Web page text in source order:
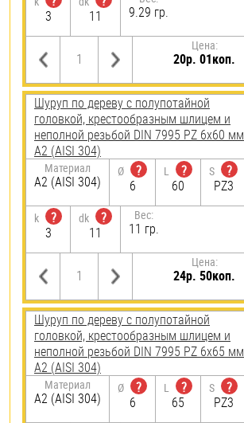
3
11
9.29 гр.
Цена:
20р. 01коп.
Шуруп по дереву с полупотайной
головкой, крестообразным шлицем и
неполной резьбой DIN 7995 PZ 6х60 мм
А2 (AISI 304)
Материал
А2 (AISI 304)
Ø
?
6
L
?
60
S
?
PZ3
k
?
3
dk
?
11
Вес:
11 гр.
Цена:
24р. 50коп.
Шуруп по дереву с полупотайной
головкой, крестообразным шлицем и
неполной резьбой DIN 7995 PZ 6х65 мм
А2 (AISI 304)
Материал
А2 (AISI 304)
Ø
?
6
L
?
65
S
?
PZ3